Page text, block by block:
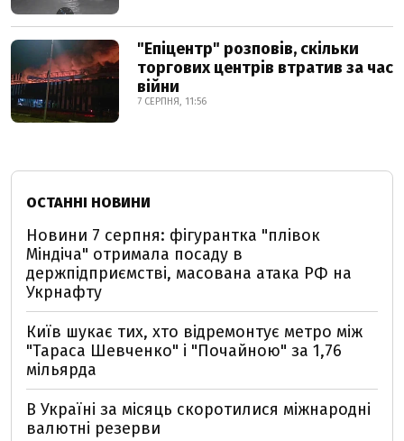
"Епіцентр" розповів, скільки
торгових центрів втратив за час
війни
7 СЕРПНЯ, 11:56
ОСТАННІ НОВИНИ
Новини 7 серпня: фігурантка "плівок
Міндіча" отримала посаду в
держпідприємстві, масована атака РФ на
Укрнафту
Київ шукає тих, хто відремонтує метро між
"Тараса Шевченко" і "Почайною" за 1,76
мільярда
В Україні за місяць скоротилися міжнародні
валютні резерви